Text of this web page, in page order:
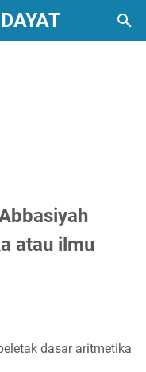
atau ilmu
dasar aritmetika